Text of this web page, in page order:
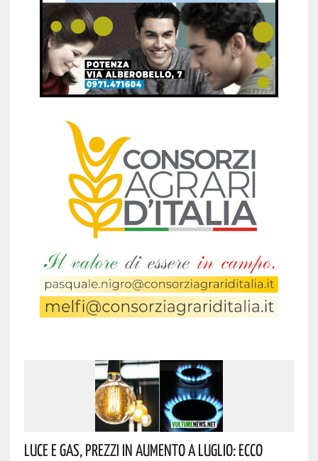
Luce E Gas, Prezzi In Aumento A Luglio: Ecco